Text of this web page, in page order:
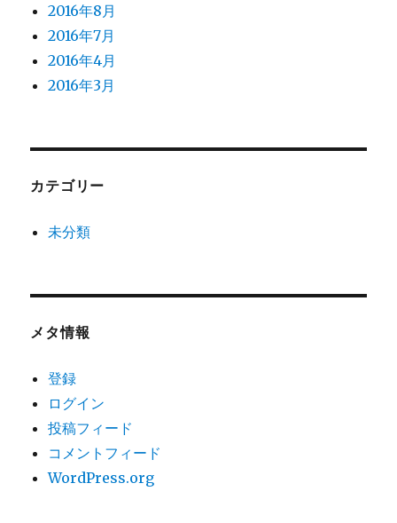
2016年8月
2016年7月
2016年4月
2016年3月
カテゴリー
未分類
メタ情報
登録
ログイン
投稿フィード
コメントフィード
WordPress.org